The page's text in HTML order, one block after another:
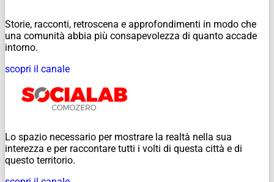
Storie, racconti, retroscena e approfondimenti in modo che
una comunità abbia più consapevolezza di quanto accade
intorno.
scopri il canale
Lo spazio necessario per mostrare la realtà nella sua
interezza e per raccontare tutti i volti di questa città e di
questo territorio.